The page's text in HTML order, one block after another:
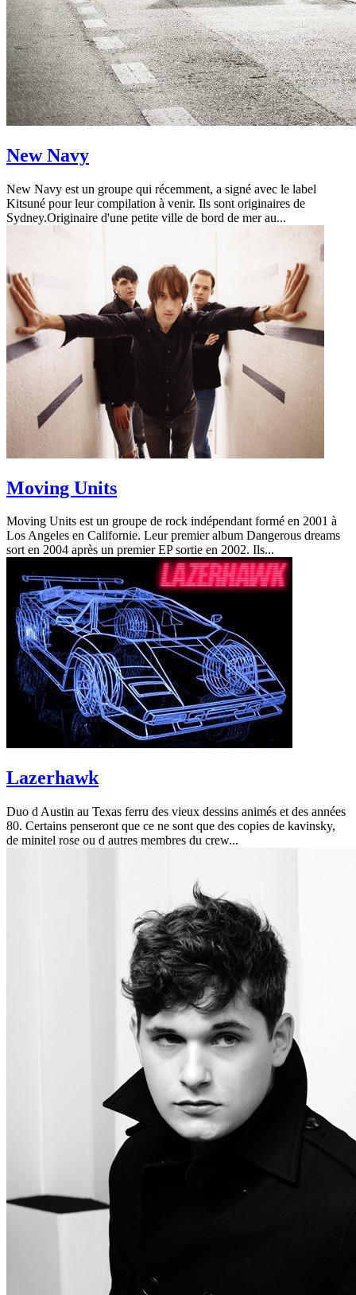
New Navy
New Navy est un groupe qui récemment, a signé avec le label
Kitsuné pour leur compilation à venir. Ils sont originaires de
Sydney.Originaire d'une petite ville de bord de mer au...
Moving Units
Moving Units est un groupe de rock indépendant formé en 2001 à
Los Angeles en Californie. Leur premier album Dangerous dreams
sort en 2004 après un premier EP sortie en 2002. Ils...
Lazerhawk
Duo d Austin au Texas ferru des vieux dessins animés et des années
80. Certains penseront que ce ne sont que des copies de kavinsky,
de minitel rose ou d autres membres du crew...